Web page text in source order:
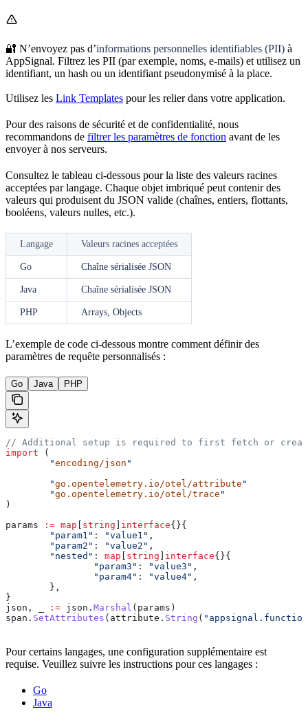
🔐 N’envoyez pas d’informations personnelles identifiables (PII) à
AppSignal. Filtrez les PII (par exemple, noms, e-mails) et utilisez un
identifiant, un hash ou un identifiant pseudonymisé à la place.
Utilisez les Link Templates pour les relier dans votre application.
Pour des raisons de sécurité et de confidentialité, nous
recommandons de filtrer les paramètres de fonction avant de les
envoyer à nos serveurs.
Consultez le tableau ci-dessous pour la liste des valeurs racines
acceptées par langage. Chaque objet imbriqué peut contenir des
valeurs qui produisent du JSON valide (chaînes, entiers, flottants,
booléens, valeurs nulles, etc.).
Langage Valeurs racines acceptées
Go Chaîne sérialisée JSON
Java Chaîne sérialisée JSON
PHP Arrays, Objects
L’exemple de code ci-dessous montre comment définir des
paramètres de requête personnalisés :
Go Java PHP
// Additional setup is required to first fetch or create
import (
	"
encoding/json "
	"
go.opentelemetry.io/otel/attribute "
	"
go.opentelemetry.io/otel/trace "
)
params := map string interface{}{
	"param1"
: "value1" ,
	"param2"
: "value2" ,
	"nested"
: map string interface{}{
		"param3"
: "value3" ,
		"param4"
: "value4" ,
	},
}
json , := json . Marshal ( params )
span . SetAttributes ( attribute . String (
Pour certains langages, une configuration supplémentaire est
requise. Veuillez suivre les instructions pour ces langages :
Go
Java